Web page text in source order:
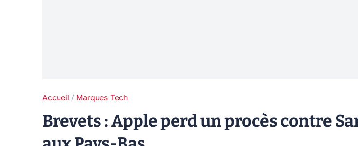
Accueil Marques Tech
Brevets : Apple perd un procès contre